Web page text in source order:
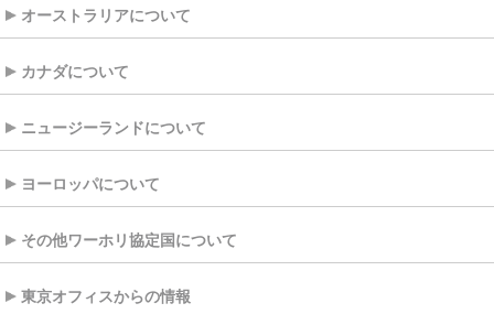
オーストラリアについて
カナダについて
ニュージーランドについて
ヨーロッパについて
その他ワーホリ協定国について
東京オフィスからの情報